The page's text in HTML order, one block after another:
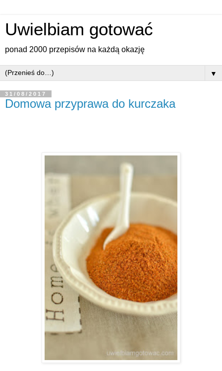
Uwielbiam gotować
ponad 2000 przepisów na każdą okazję
▼
31/08/2017
Domowa przyprawa do kurczaka